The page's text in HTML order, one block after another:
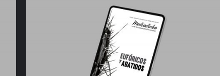
AÑADIR AL CARRITO /